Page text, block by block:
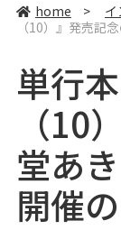
home >
（10）』発売記
単行
（10
堂あ
開催